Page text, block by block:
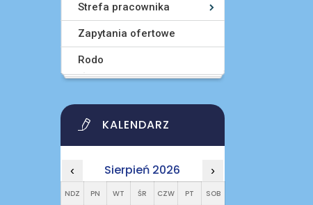
Strefa pracownika
Zapytania ofertowe
Rodo
KALENDARZ
‹ Sierpień 2026 ›
NDZ PN WT ŚR CZW PT SOB